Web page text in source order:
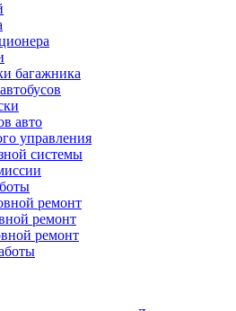
багажника
авто
управления
системы
ремонт
ремонт
ремонт